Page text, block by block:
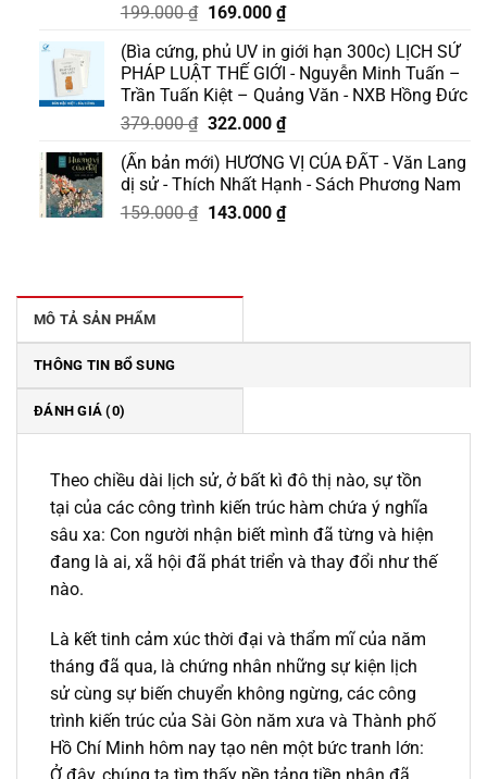
199.000₫ Giá
là:
199.000 ₫.
169.000 ₫Giá
tại
là:
169.000 ₫.
(Bìa cứng, phủ UV in giới hạn 300c) LỊCH SỬ
PHÁP LUẬT THẾ GIỚI - Nguyễn Minh Tuấn –
Trần Tuấn Kiệt – Quảng Văn - NXB Hồng Đức
379.000₫ Giá
là:
379.000 ₫.
322.000 ₫Giá
tại
là:
322.000 ₫.
(Ấn bản mới) HƯƠNG VỊ CỦA ĐẤT - Văn Lang
dị sử - Thích Nhất Hạnh - Sách Phương Nam
159.000₫ Giá
143.000 ₫Giá
MÔ TẢ SẢN PHẨM
THÔNG TIN BỔ SUNG
ĐÁNH GIÁ (0)
Theo chiều dài lịch sử, ở bất kì đô thị nào, sự tồn
tại của các công trình kiến trúc hàm chứa ý nghĩa
sâu xa: Con người nhận biết mình đã từng và hiện
đang là ai, xã hội đã phát triển và thay đổi như thế
nào.
Là kết tinh cảm xúc thời đại và thẩm mĩ của năm
tháng đã qua, là chứng nhân những sự kiện lịch
sử cùng sự biến chuyển không ngừng, các công
trình kiến trúc của Sài Gòn năm xưa và Thành phố
Hồ Chí Minh hôm nay tạo nên một bức tranh lớn: